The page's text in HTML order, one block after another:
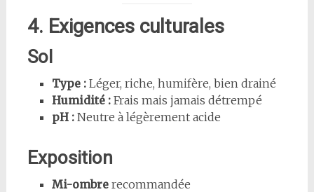
4. Exigences culturales
Sol
Type :Léger, riche, humifère, bien drainé
Humidité :Frais mais jamais détrempé
pH :Neutre à légèrement acide
Exposition
Mi-ombrerecommandée